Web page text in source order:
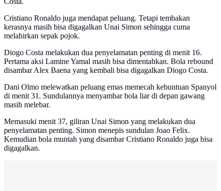
Cristiano Ronaldo juga mendapat peluang. Tetapi tembakan
kerasnya masih bisa digagalkan Unai Simon sehingga cuma
melahirkan sepak pojok.
Diogo Costa melakukan dua penyelamatan penting di menit 16.
Pertama aksi Lamine Yamal masih bisa dimentahkan. Bola rebound
disambar Alex Baena yang kembali bisa digagalkan Diogo Costa.
Dani Olmo melewatkan peluang emas memecah kebuntuan Spanyol
di menit 31. Sundulannya menyambar bola liar di depan gawang
masih melebar.
Memasuki menit 37, giliran Unai Simon yang melakukan dua
penyelamatan penting. Simon menepis sundulan Joao Felix.
Kemudian bola muntah yang disambar Cristiano Ronaldo juga bisa
digagalkan.